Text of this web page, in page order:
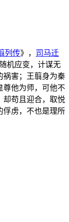
列传》， 司马迁
机应变，计谋无
祸害；王翦身为秦
尊他为师，可他不
却苟且迎合，取悦
俘虏，不也是理所